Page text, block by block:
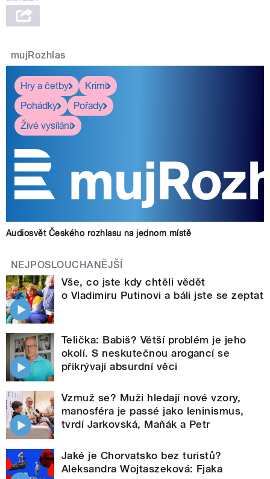
mujRozhlas
Hry a četby
Krimi
Pohádky
Pořady
Živé vysílání
Audiosvět Českého rozhlasu na jednom místě
NEJPOSLOUCHANĚJŠÍ
Vše, co jste kdy chtěli vědět
o Vladimiru Putinovi a báli jste se zeptat
Telička: Babiš? Větší problém je jeho
okolí. S neskutečnou arogancí se
přikrývají absurdní věci
Vzmuž se? Muži hledají nové vzory,
manosféra je passé jako leninismus,
tvrdí Jarkovská, Maňák a Petr
Jaké je Chorvatsko bez turistů?
Aleksandra Wojtaszeková: Fjaka